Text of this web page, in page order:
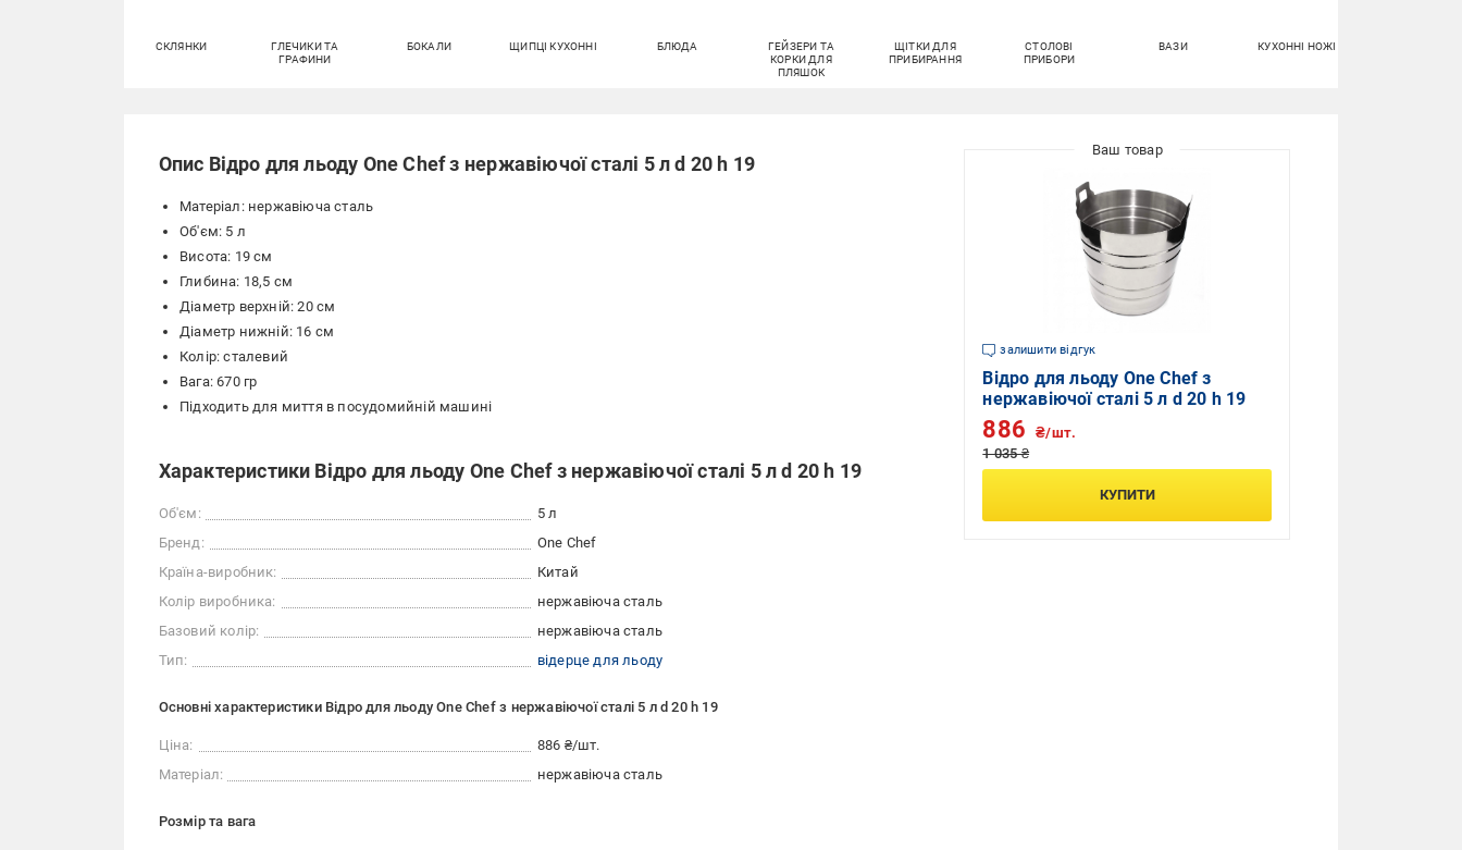
СКЛЯНКИ
ГЛЕЧИКИ ТА
ГРАФИНИ
БОКАЛИ ЩИПЦІ КУХОННІ БЛЮДА
ГЕЙЗЕРИ ТА
КОРКИ ДЛЯ
ПЛЯШОК
ЩІТКИ ДЛЯ
ПРИБИРАННЯ
СТОЛОВІ
ПРИБОРИ
ВАЗИ КУХОННІ НОЖІ
Опис Відро для льоду One Chef з нержавіючої сталі 5 л d 20 h 19
Матеріал: нержавіюча сталь
Об'єм: 5 л
Висота: 19 см
Глибина: 18,5 см
Діаметр верхній: 20 см
Діаметр нижній: 16 см
Колір: сталевий
Вага: 670 гр
Підходить для миття в посудомийній машині
Характеристики Відро для льоду One Chef з нержавіючої сталі 5 л d 20 h 19
Об'єм:
5 л
Бренд:
One Chef
Країна-виробник:
Китай
Колір виробника:
нержавіюча сталь
Базовий колір:
нержавіюча сталь
Тип:
відерце для льоду
Основні характеристики Відро для льоду One Chef з нержавіючої сталі 5 л d 20 h 19
Ціна:
886 ₴/шт.
Матеріал:
нержавіюча сталь
Розмір та вага
залишити відгук
Відро для льоду One Chef з
нержавіючої сталі 5 л d 20 h 19
1 035 ₴
886 ₴/шт.
КУПИТИ